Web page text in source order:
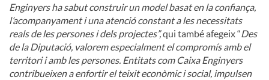
Enginyers ha sabut construir un model basat en la confiança,
l’acompanyament i una atenció constant a les necessitats
reals de les persones i dels projectes”,qui també afegeix “Des
de la Diputació, valorem especialment el compromís amb el
territori i amb les persones. Entitats com Caixa Enginyers
contribueixen a enfortir el teixit econòmic i social, impulsen